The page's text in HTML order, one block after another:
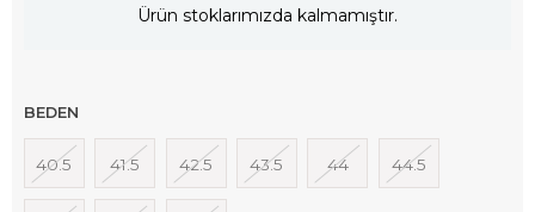
Ürün stoklarımızda kalmamıştır.
BEDEN
40.5 41.5 42.5 43.5 44 44.5